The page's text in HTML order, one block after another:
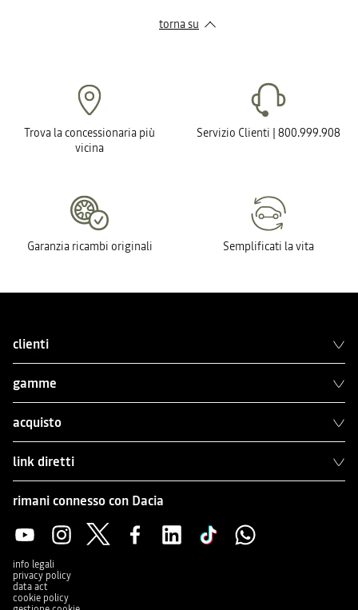
torna su
Trova la concessionaria più
vicina
Servizio Clienti | 800.999.908
Garanzia ricambi originali Semplificati la vita
clienti
gamme
acquisto
link diretti
rimani connesso con Dacia
info legali
privacy policy
data act
cookie policy